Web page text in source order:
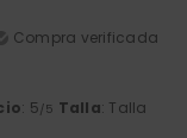
Compra verificada
: 5/5 Talla: Talla